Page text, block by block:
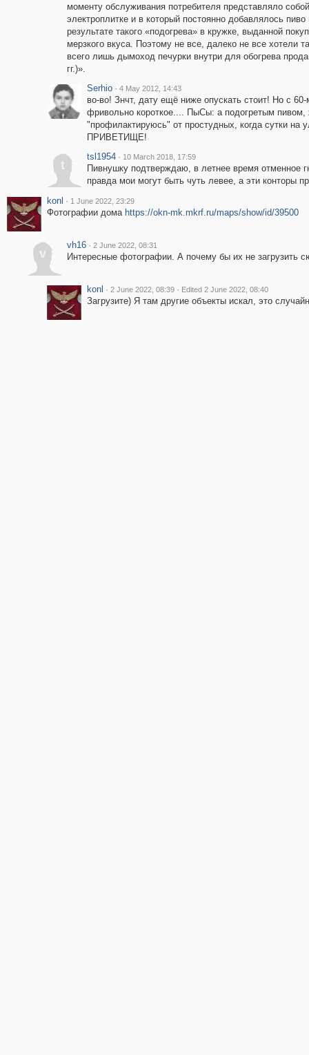
моменту обслуживания потребителя представляло
электроплитке и в который постоянно добавлялось
результате такого «подогрева» в кружке, выданной
мерзкого вкуса. Поэтому не все, далеко не все хотели
всего лишь дымоход печурки внутри для обогрева
гг.)».
Serhio · 4 May 2012, 14:43
во-во! Знчт, дату ещё ниже опускать стоит! Но с
фривольно короткое.... ПыСы: а подогретым
"профилактируюсь" от простудных, когда сутки на
ПРИВЕТИЩЕ!
t
tsl1954 · 10 March 2018, 17:59
Пивнушку подтверждаю, в летнее время отменное
правда мои могут быть чуть левее, а эти конторы
konl · 1 June 2022, 23:29
Фотографии дома https://okn-mk.mkrf.ru/maps/show/id/39500
v
vh16 · 2 June 2022, 08:31
Интересные фотографии. А почему бы их не загрузить
konl · 2 June 2022, 08:39 · Edited 2 June 2022, 08:40
Загрузите) Я там другие объекты искал, это